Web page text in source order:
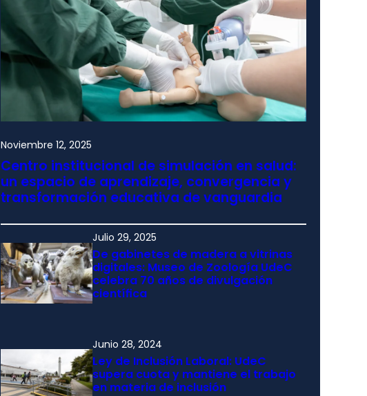
Noviembre 12, 2025
Centro institucional de simulación en salud:
un espacio de aprendizaje, convergencia y
transformación educativa de vanguardia
Julio 29, 2025
De gabinetes de madera a vitrinas
digitales: Museo de Zoología UdeC
celebra 70 años de divulgación
científica
Junio 28, 2024
Ley de Inclusión Laboral: UdeC
supera cuota y mantiene el trabajo
en materia de inclusión